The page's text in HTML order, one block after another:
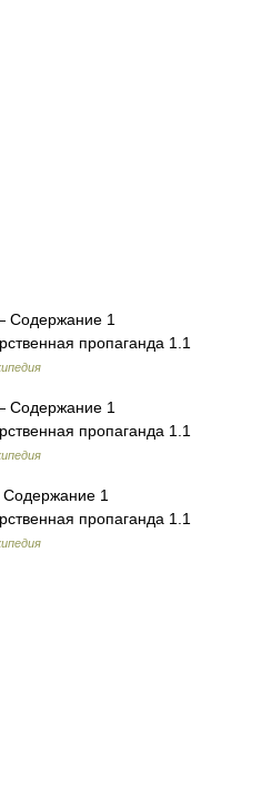
Содержание 1
пропаганда 1.1
Содержание 1
пропаганда 1.1
1
пропаганда 1.1